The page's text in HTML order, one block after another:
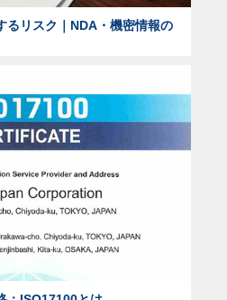
るリスク｜NDA・機密情報の